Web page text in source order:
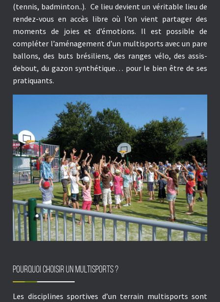
(tennis, badminton..). Ce lieu devient un véritable lieu de
rendez-vous en accès libre où l’on vient partager des
moments de joies et d’émotions. Il est possible de
compléter l’aménagement d’un multisports avec un pare
ballons, des buts brésiliens, des ranges vélo, des assis-
debout, du gazon synthétique… pour le bien être de ses
pratiquants.
Pourquoi choisir un multisports ?
Les disciplines sportives d’un terrain multisports sont